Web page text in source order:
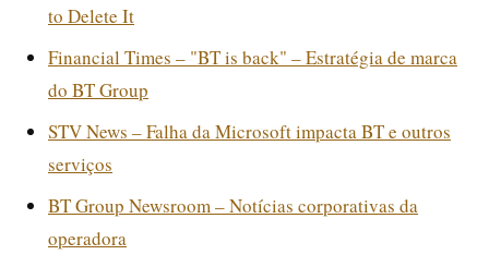
to Delete It
Financial Times – "BT is back" – Estratégia de marca
do BT Group
STV News – Falha da Microsoft impacta BT e outros
serviços
BT Group Newsroom – Notícias corporativas da
operadora